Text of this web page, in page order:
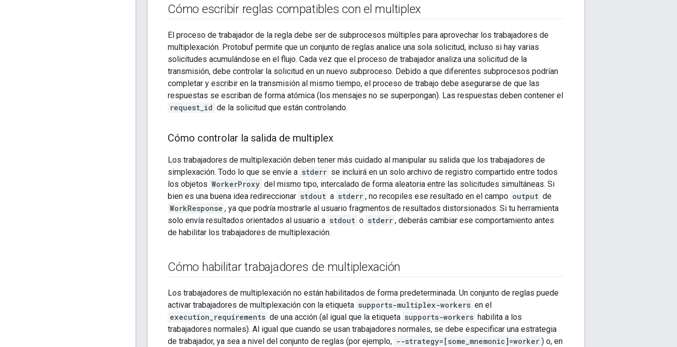
Cómo escribir reglas compatibles con el multiplex
El proceso de trabajador de la regla debe ser de subprocesos múltiples para aprovechar los trabajadores de
multiplexación. Protobuf permite que un conjunto de reglas analice una sola solicitud, incluso si hay varias
solicitudes acumulándose en el flujo. Cada vez que el proceso de trabajador analiza una solicitud de la
transmisión, debe controlar la solicitud en un nuevo subproceso. Debido a que diferentes subprocesos podrían
completar y escribir en la transmisión al mismo tiempo, el proceso de trabajo debe asegurarse de que las
respuestas se escriban de forma atómica (los mensajes no se superpongan). Las respuestas deben contener el
request_id de la solicitud que están controlando.
Cómo controlar la salida de multiplex
Los trabajadores de multiplexación deben tener más cuidado al manipular su salida que los trabajadores de
simplexación. Todo lo que se envíe a stderr se incluirá en un solo archivo de registro compartido entre todos
los objetos WorkerProxy del mismo tipo, intercalado de forma aleatoria entre las solicitudes simultáneas. Si
bien es una buena idea redireccionar stdout a stderr , no recopiles ese resultado en el campo output de
WorkResponse , ya que podría mostrarle al usuario fragmentos de resultados distorsionados. Si tu herramienta
solo envía resultados orientados al usuario a stdout o stderr , deberás cambiar ese comportamiento antes
de habilitar los trabajadores de multiplexación.
Cómo habilitar trabajadores de multiplexación
Los trabajadores de multiplexación no están habilitados de forma predeterminada. Un conjunto de reglas puede
activar trabajadores de multiplexación con la etiqueta supports-multiplex-workers en el
execution_requirements de una acción (al igual que la etiqueta supports-workers habilita a los
trabajadores normales). Al igual que cuando se usan trabajadores normales, se debe especificar una estrategia
de trabajador, ya sea a nivel del conjunto de reglas (por ejemplo, --strategy=[some_mnemonic]=worker ) o, en